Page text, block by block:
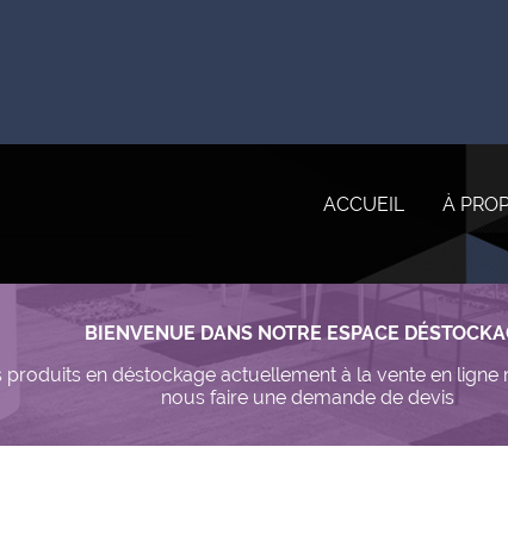
ACCUEIL À
BIENVENUE DANS NOTRE ESPACE
en déstockage actuellement à la vente en ligne
nous faire une demande de devis